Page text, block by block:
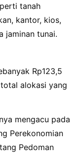
tanah
kantor, kios,
jaminan tunai.
Rp123,5
alokasi yang
mengacu pada
Perekonomian
Pedoman